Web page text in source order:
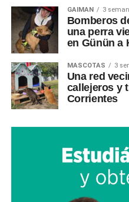
GAIMAN 3
Bomberos
una perra
en Günün a
MASCOTAS 3
Una red
callejeros y
Corrientes